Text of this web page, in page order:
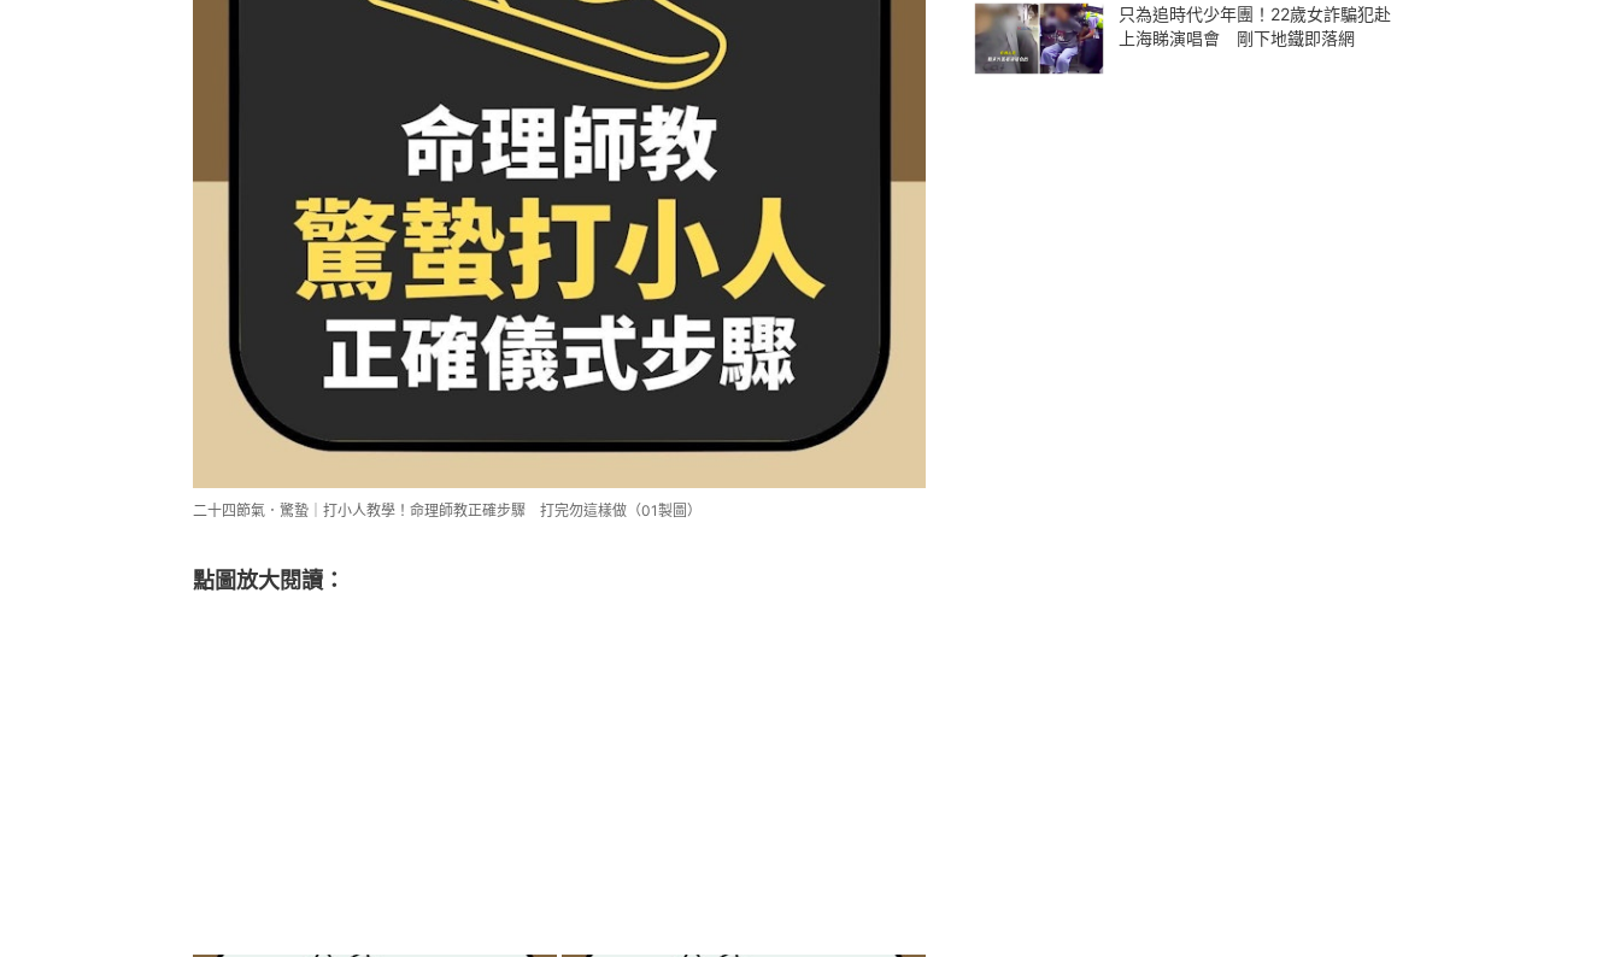
二十四節氣．驚蟄｜打小人教學！命理師教正確步驟 打完勿這樣做（01製圖）
點圖放大閱讀：
只為追時代少年團！22歲女詐騙犯赴
上海睇演唱會 剛下地鐵即落網